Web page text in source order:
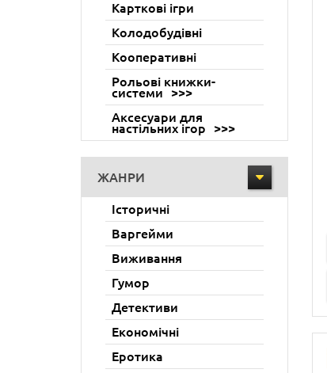
Карткові ігри
Колодобудівні
Кооперативні
Рольові книжки-
системи
Аксесуари для
настільних ігор
ЖАНРИ
Історичні
Варгейми
Виживання
Гумор
Детективи
Економічні
Еротика